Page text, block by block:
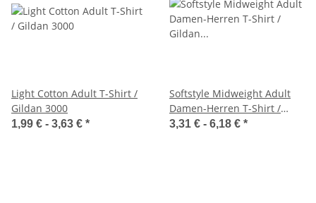
Light Cotton Adult T-Shirt /
Gildan 3000
1,99 € - 3,63 € *
Softstyle Midweight Adult
Damen-Herren T-Shirt /
Gildan 65000
3,31 € - 6,18 € *